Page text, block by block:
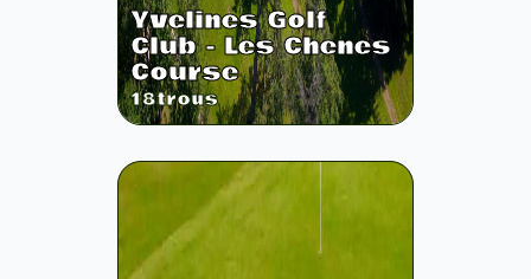
Yvelines Golf
Club - Les Chenes
Course
18trous